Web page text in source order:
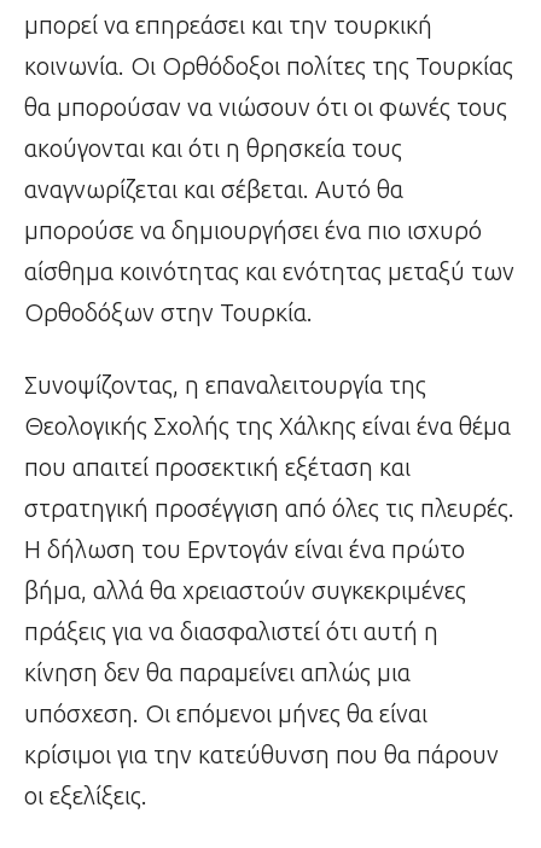
μπορεί να επηρεάσει και την τουρκική
κοινωνία. Οι Ορθόδοξοι πολίτες της Τουρκίας
θα μπορούσαν να νιώσουν ότι οι φωνές τους
ακούγονται και ότι η θρησκεία τους
αναγνωρίζεται και σέβεται. Αυτό θα
μπορούσε να δημιουργήσει ένα πιο ισχυρό
αίσθημα κοινότητας και ενότητας μεταξύ των
Ορθοδόξων στην Τουρκία.
Συνοψίζοντας, η επαναλειτουργία της
Θεολογικής Σχολής της Χάλκης είναι ένα θέμα
που απαιτεί προσεκτική εξέταση και
στρατηγική προσέγγιση από όλες τις πλευρές.
Η δήλωση του Ερντογάν είναι ένα πρώτο
βήμα, αλλά θα χρειαστούν συγκεκριμένες
πράξεις για να διασφαλιστεί ότι αυτή η
κίνηση δεν θα παραμείνει απλώς μια
υπόσχεση. Οι επόμενοι μήνες θα είναι
κρίσιμοι για την κατεύθυνση που θα πάρουν
οι εξελίξεις.